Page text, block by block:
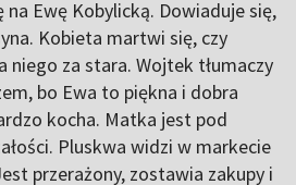
Ewę Kobylicką. Dowiaduje się,
Kobieta martwi się, czy
niego za stara. Wojtek tłumaczy
bo Ewa to piękna i dobra
kocha. Matka jest pod
Pluskwa widzi w markecie
przerażony, zostawia zakupy i